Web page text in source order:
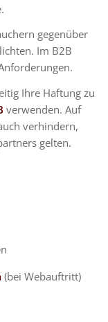
gegenüber
Im B2B
Ihre Haftung zu
verwenden. Auf
verhindern,
gelten.
(bei Webauftritt)